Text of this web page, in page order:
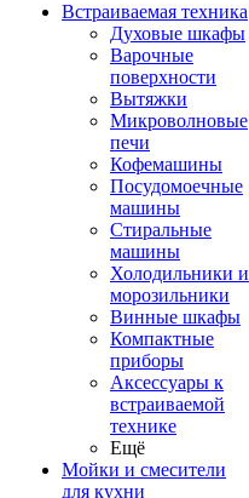
Встраиваемая техника
Духовые шкафы
Варочные
поверхности
Вытяжки
Микроволновые
печи
Кофемашины
Посудомоечные
машины
Стиральные
машины
Холодильники и
морозильники
Винные шкафы
Компактные
приборы
Аксессуары к
встраиваемой
технике
Ещё
Мойки и смесители
для кухни